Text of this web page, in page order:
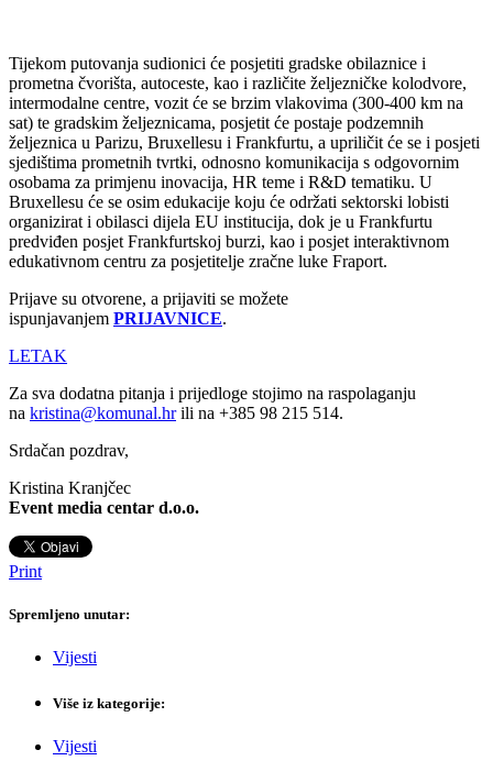
Tijekom putovanja sudionici će posjetiti gradske obilaznice i
prometna čvorišta, autoceste, kao i različite željezničke kolodvore,
intermodalne centre, vozit će se brzim vlakovima (300-400 km na
sat) te gradskim željeznicama, posjetit će postaje podzemnih
željeznica u Parizu, Bruxellesu i Frankfurtu, a upriličit će se i posjeti
sjedištima prometnih tvrtki, odnosno komunikacija s odgovornim
osobama za primjenu inovacija, HR teme i R&D tematiku. U
Bruxellesu će se osim edukacije koju će održati sektorski lobisti
organizirat i obilasci dijela EU institucija, dok je u Frankfurtu
predviđen posjet Frankfurtskoj burzi, kao i posjet interaktivnom
edukativnom centru za posjetitelje zračne luke Fraport.
Prijave su otvorene, a prijaviti se možete
ispunjavanjem PRIJAVNICE.
LETAK
Za sva dodatna pitanja i prijedloge stojimo na raspolaganju
na kristina@komunal.hrili na +385 98 215 514.
Srdačan pozdrav,
Kristina Kranjčec
Event media centar d.o.o.
Print
Spremljeno unutar:
Vijesti
Više iz kategorije:
Vijesti